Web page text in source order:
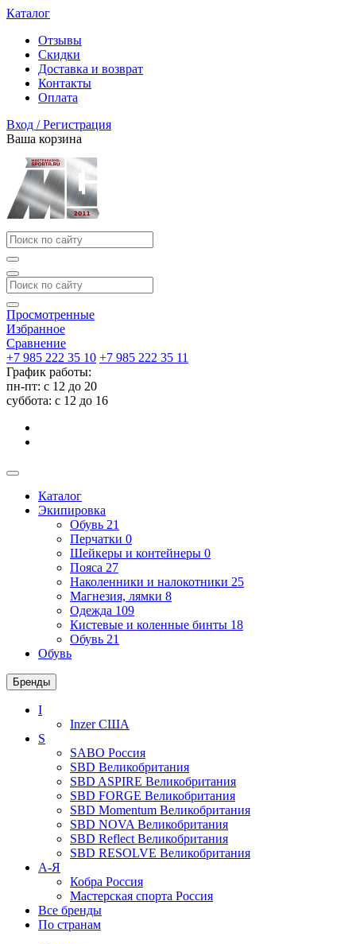
Каталог
Отзывы
Скидки
Доставка и возврат
Контакты
Оплата
Вход / Регистрация
Ваша корзина
Просмотренные
Избранное
Сравнение
+7 985 222 35 10 +7 985 222 35 11
График работы:
пн-пт: с 12 до 20
суббота: c 12 до 16
Каталог
Экипировка
Обувь 21
Перчатки 0
Шейкеры и контейнеры 0
Пояса 27
Наколенники и налокотники 25
Магнезия, лямки 8
Одежда 109
Кистевые и коленные бинты 18
Обувь 21
Обувь
Бренды
I
InzerСША
S
SABO Россия
SBD Великобритания
SBD ASPIRE Великобритания
SBD FORGE Великобритания
SBD Momentum Великобритания
SBD NOVA Великобритания
SBD Reflect Великобритания
SBD RESOLVE Великобритания
А-Я
Кобра Россия
Мастерская спорта Россия
Все бренды
По странам